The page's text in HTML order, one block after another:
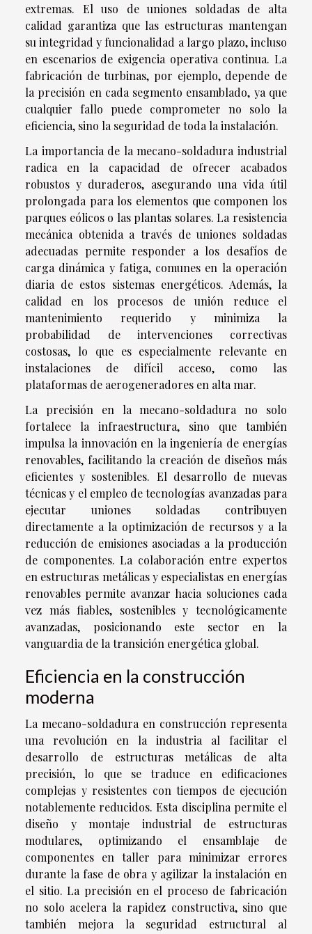
extremas. El uso de uniones soldadas de alta
calidad garantiza que las estructuras mantengan
su integridad y funcionalidad a largo plazo, incluso
en escenarios de exigencia operativa continua. La
fabricación de turbinas, por ejemplo, depende de
la precisión en cada segmento ensamblado, ya que
cualquier fallo puede comprometer no solo la
eficiencia, sino la seguridad de toda la instalación.
La importancia de la mecano-soldadura industrial
radica en la capacidad de ofrecer acabados
robustos y duraderos, asegurando una vida útil
prolongada para los elementos que componen los
parques eólicos o las plantas solares. La resistencia
mecánica obtenida a través de uniones soldadas
adecuadas permite responder a los desafíos de
carga dinámica y fatiga, comunes en la operación
diaria de estos sistemas energéticos. Además, la
calidad en los procesos de unión reduce el
mantenimiento requerido y minimiza la
probabilidad de intervenciones correctivas
costosas, lo que es especialmente relevante en
instalaciones de difícil acceso, como las
plataformas de aerogeneradores en alta mar.
La precisión en la mecano-soldadura no solo
fortalece la infraestructura, sino que también
impulsa la innovación en la ingeniería de energías
renovables, facilitando la creación de diseños más
eficientes y sostenibles. El desarrollo de nuevas
técnicas y el empleo de tecnologías avanzadas para
ejecutar uniones soldadas contribuyen
directamente a la optimización de recursos y a la
reducción de emisiones asociadas a la producción
de componentes. La colaboración entre expertos
en estructuras metálicas y especialistas en energías
renovables permite avanzar hacia soluciones cada
vez más fiables, sostenibles y tecnológicamente
avanzadas, posicionando este sector en la
vanguardia de la transición energética global.
Eficiencia en la construcción
moderna
La mecano-soldadura en construcción representa
una revolución en la industria al facilitar el
desarrollo de estructuras metálicas de alta
precisión, lo que se traduce en edificaciones
complejas y resistentes con tiempos de ejecución
notablemente reducidos. Esta disciplina permite el
diseño y montaje industrial de estructuras
modulares, optimizando el ensamblaje de
componentes en taller para minimizar errores
durante la fase de obra y agilizar la instalación en
el sitio. La precisión en el proceso de fabricación
no solo acelera la rapidez constructiva, sino que
también mejora la seguridad estructural al